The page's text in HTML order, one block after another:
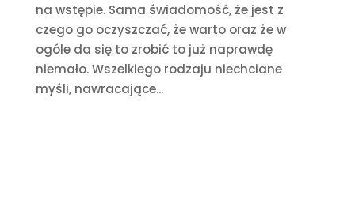
na wstępie. Sama świadomość, że jest z
czego go oczyszczać, że warto oraz że w
ogóle da się to zrobić to już naprawdę
niemało. Wszelkiego rodzaju niechciane
myśli, nawracające...